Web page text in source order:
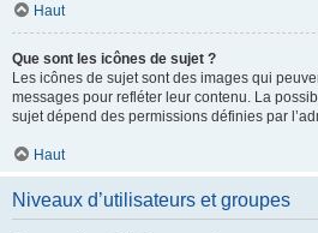
Haut
Que sont les icônes de sujet ?
Les icônes de sujet sont des images qui
messages pour refléter leur contenu. La
sujet dépend des permissions définies par
Haut
Niveaux d’utilisateurs et groupes